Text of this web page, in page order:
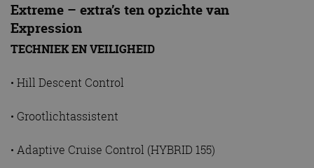
Extreme – extra’s ten opzichte van
Expression
TECHNIEK EN VEILIGHEID
• Hill Descent Control
• Grootlichtassistent
• Adaptive Cruise Control (HYBRID 155)